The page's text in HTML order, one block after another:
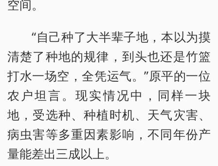
空间。
“自己种了大半辈子地，本以为摸
清楚了种地的规律，到头也还是竹篮
打水一场空，全凭运气。”原平的一位
农户坦言。现实情况中，同样一块
地，受选种、种植时机、天气灾害、
病虫害等多重因素影响，不同年份产
量能差出三成以上。